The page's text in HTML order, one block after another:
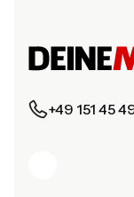
+49 151 45